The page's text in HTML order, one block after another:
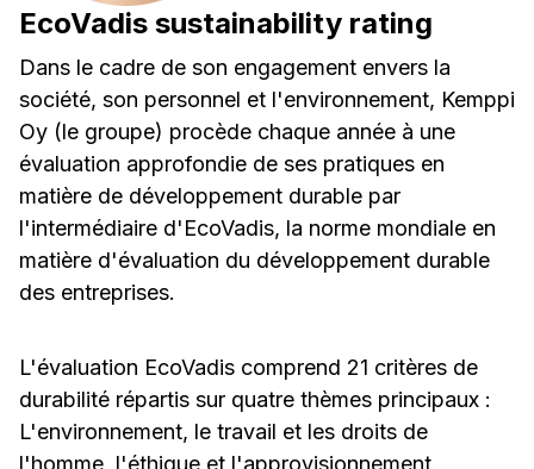
EcoVadis sustainability rating
Dans le cadre de son engagement envers la
société, son personnel et l'environnement, Kemppi
Oy (le groupe) procède chaque année à une
évaluation approfondie de ses pratiques en
matière de développement durable par
l'intermédiaire d'EcoVadis, la norme mondiale en
matière d'évaluation du développement durable
des entreprises.
L'évaluation EcoVadis comprend 21 critères de
durabilité répartis sur quatre thèmes principaux :
L'environnement, le travail et les droits de
l'homme, l'éthique et l'approvisionnement